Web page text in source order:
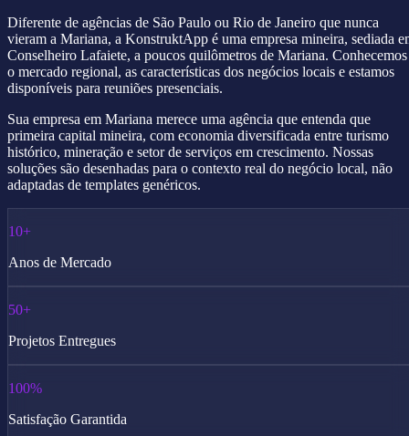
Diferente de agências de São Paulo ou Rio de Janeiro que nunca
vieram a Mariana, a KonstruktApp é uma empresa mineira, sediada
Conselheiro Lafaiete, a poucos quilômetros de Mariana. Conhecemos
o mercado regional, as características dos negócios locais e estamos
disponíveis para reuniões presenciais.
Sua empresa em Mariana merece uma agência que entenda que
primeira capital mineira, com economia diversificada entre turismo
histórico, mineração e setor de serviços em crescimento. Nossas
soluções são desenhadas para o contexto real do negócio local, não
adaptadas de templates genéricos.
10+
Anos de Mercado
50+
Projetos Entregues
100%
Satisfação Garantida